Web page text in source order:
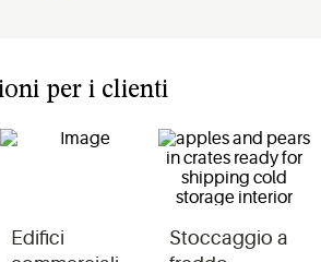
per i clienti
Edifici
Stoccaggio a